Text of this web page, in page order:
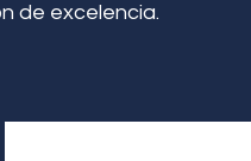
de excelencia.